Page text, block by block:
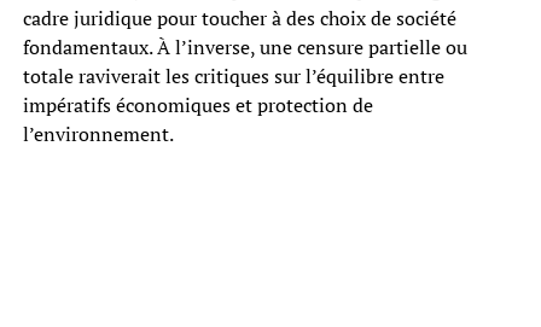
cadre juridique pour toucher à des choix de société
fondamentaux. À l’inverse, une censure partielle ou
totale raviverait les critiques sur l’équilibre entre
impératifs économiques et protection de
l’environnement.